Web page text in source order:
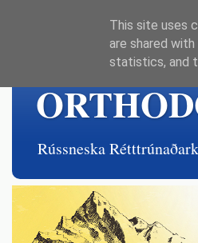
Rússneska
This site uses
are shared
statistics, and